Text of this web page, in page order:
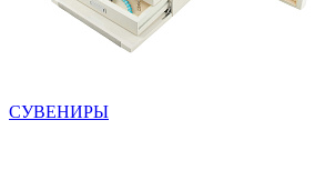
СУВЕНИРЫ